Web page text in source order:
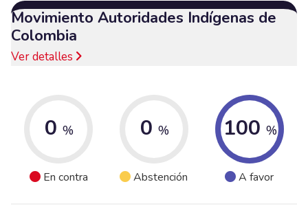
Movimiento Autoridades Indígenas de
Colombia
Ver detalles
0 %
En contra
0 %
Abstención
100 %
A favor